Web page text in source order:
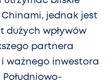
jednak jest
dużych wpływów
partnera
ważnego inwestora